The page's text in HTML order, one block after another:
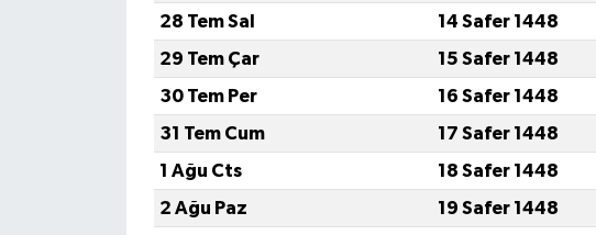
28 Tem Sal
14 Safer 1448
29 Tem Çar
15 Safer 1448
30 Tem Per
16 Safer 1448
31 Tem Cum
17 Safer 1448
1 Ağu Cts
18 Safer 1448
2 Ağu Paz
19 Safer 1448